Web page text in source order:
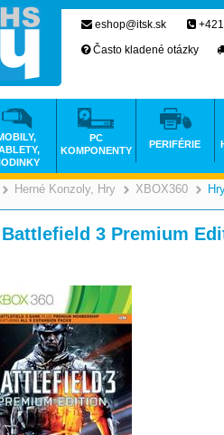
>
Herné Konzoly, Hry XBOX360
3 Premium
eshop@itsk.sk
Často kladené otázky
PC
KOMPONENTY
PERIFÉRIE